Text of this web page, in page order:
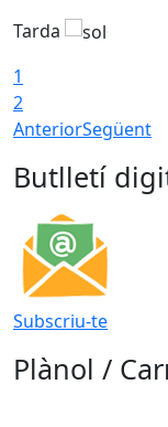
Tarda
1
2
AnteriorSegüent
Butlletí
Subscriu-te
Plànol /